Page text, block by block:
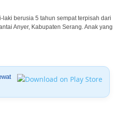
laki berusia 5 tahun sempat terpisah dari
Anyer, Kabupaten Serang. Anak yang